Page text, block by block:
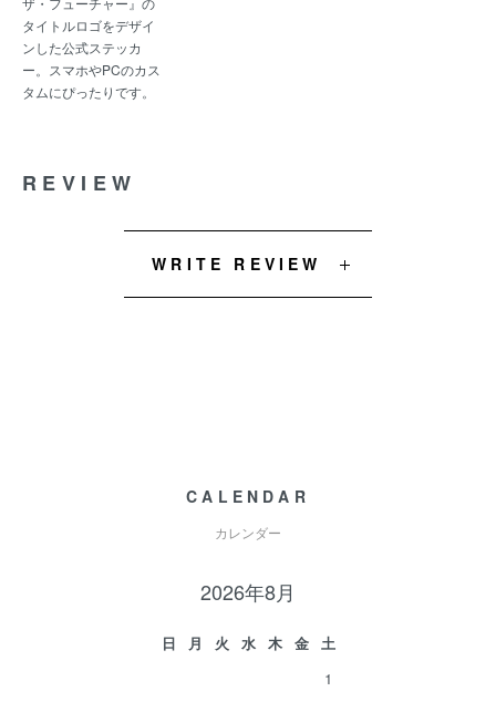
タイトルロゴをデザイ
ンした公式ステッカ
ー。スマホやPCのカス
タムにぴったりです。
REVIEW
WRITE REVIEW
CALENDAR
カレンダー
2026年8月
日 月 火 水 木 金
土
1